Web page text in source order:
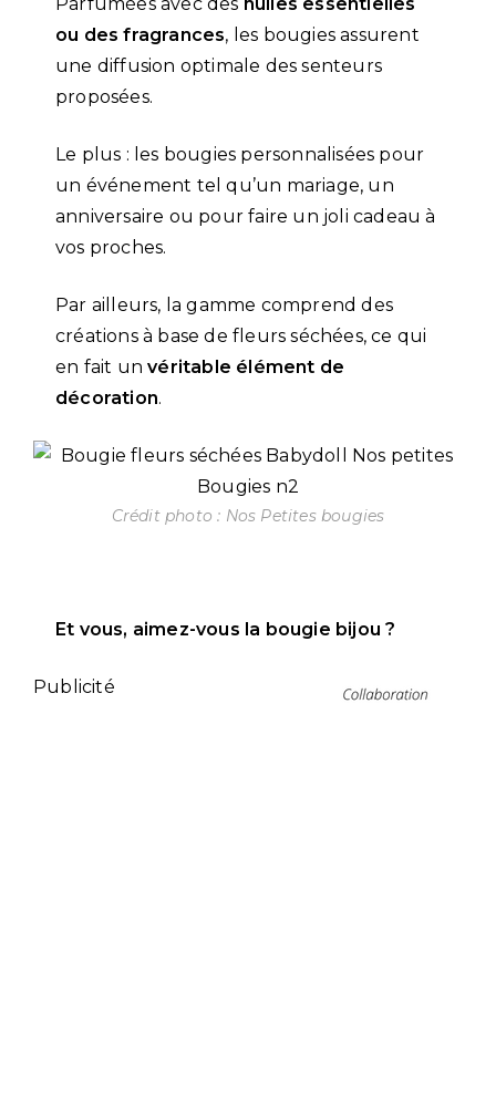
ou des fragrances, les bougies assurent
une diffusion optimale des senteurs
proposées.
Le plus : les bougies personnalisées pour
un événement tel qu’un mariage, un
anniversaire ou pour faire un joli cadeau à
vos proches.
Par ailleurs, la gamme comprend des
créations à base de fleurs séchées, ce qui
en fait unvéritable élément de
décoration.
Crédit photo : Nos Petites bougies
Et vous, aimez-vous la bougie bijou ?
Publicité